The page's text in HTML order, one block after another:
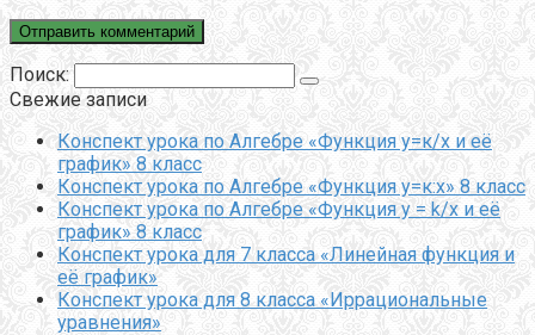
Поиск:
Свежие записи
Конспект урока по Алгебре «Функция у=к/х и её
график» 8 класс
Конспект урока по Алгебре «Функция у=к:х» 8 класс
Конспект урока по Алгебре «Функция y = k/x и её
график» 8 класс
Конспект урока для 7 класса «Линейная функция и
её график»
Конспект урока для 8 класса «Иррациональные
уравнения»